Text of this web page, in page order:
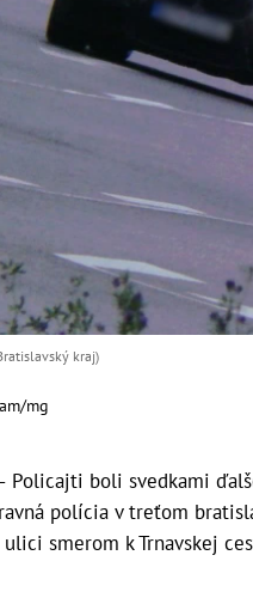
kraj)
mg
– Policajti boli svedkami
polícia v treťom
smerom k Trnavskej